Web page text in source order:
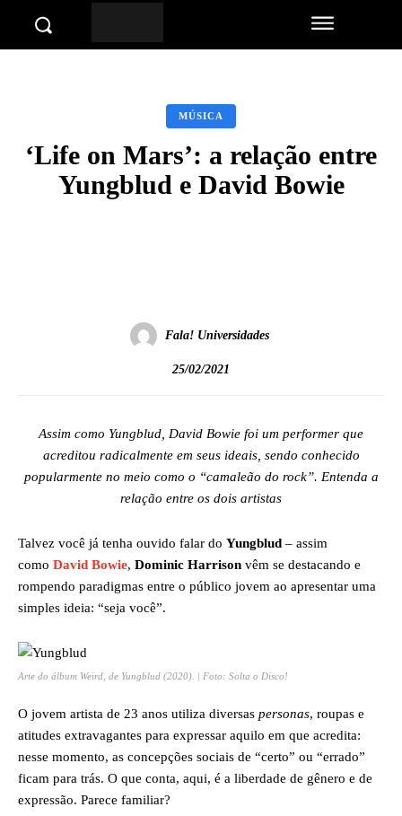
MÚSICA
‘Life on Mars’: a relação entre
Yungblud e David Bowie
Fala! Universidades
25/02/2021
Assim como Yungblud, David Bowie foi um performer que
acreditou radicalmente em seus ideais, sendo conhecido
popularmente no meio como o “camaleão do rock”. Entenda a
relação entre os dois artistas
Talvez você já tenha ouvido falar do Yungblud – assim
como David Bowie, Dominic Harrison vêm se destacando e
rompendo paradigmas entre o público jovem ao apresentar uma
simples ideia: “seja você”.
Arte do álbum Weird , de Yungblud (2020). | Foto: Solta o Disco!
O jovem artista de 23 anos utiliza diversas personas, roupas e
atitudes extravagantes para expressar aquilo em que acredita:
nesse momento, as concepções sociais de “certo” ou “errado”
ficam para trás. O que conta, aqui, é a liberdade de gênero e de
expressão. Parece familiar?